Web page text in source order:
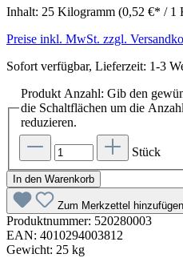
Inhalt: 25 Kilogramm (0,52 €* / 1
Preise inkl. MwSt. zzgl.
Sofort verfügbar, Lieferzeit: 1-3
Produkt Anzahl: Gib den
die Schaltflächen um die
reduzieren.
Stück
In den Warenkorb
Zum Merkzettel hinzufügen
Produktnummer: 520280003
EAN: 4010294003812
Gewicht: 25 kg